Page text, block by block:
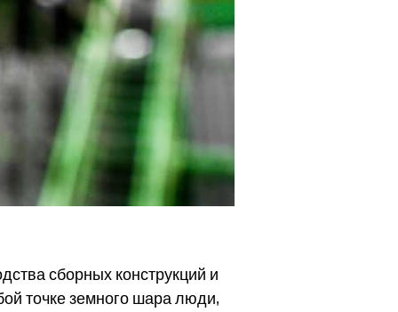
сборных конструкций и
точке земного шара люди,